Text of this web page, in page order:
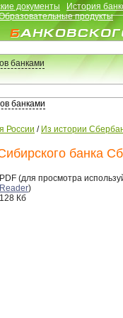
документы История
продукты
банками
банками
России / Из истории
банка
PDF (для просмотра
Reader)
128 Кб